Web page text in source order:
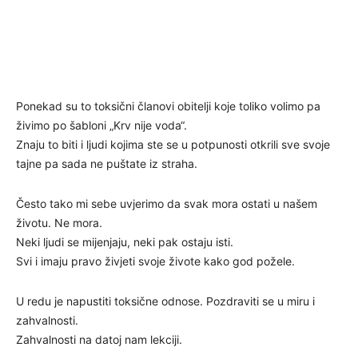
Ponekad su to toksični članovi obitelji koje toliko volimo pa
živimo po šabloni „Krv nije voda“.
Znaju to biti i ljudi kojima ste se u potpunosti otkrili sve svoje
tajne pa sada ne puštate iz straha.
Često tako mi sebe uvjerimo da svak mora ostati u našem
životu. Ne mora.
Neki ljudi se mijenjaju, neki pak ostaju isti.
Svi i imaju pravo živjeti svoje živote kako god požele.
U redu je napustiti toksične odnose. Pozdraviti se u miru i
zahvalnosti.
Zahvalnosti na datoj nam lekciji.